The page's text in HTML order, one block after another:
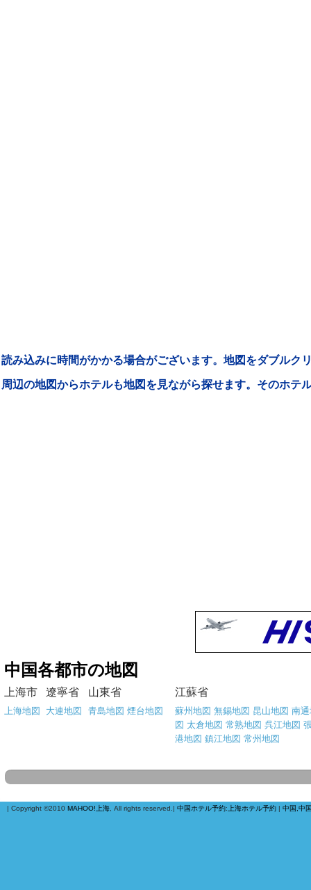
読み込みに時間がかかる場合がございます。地図をダブルク
周辺の地図からホテルも地図を見ながら探せます。そのホテ
中国各都市の地図
上海市 遼寧省 山東省 江蘇省
上海地図 大連地図 青島地図 煙台地図 蘇州地図 無錫地図 昆山地図 南
図 太倉地図 常熟地図 呉江地図
港地図 鎮江地図 常州地図
| Copyright ©2010 MAHOO!上海 , All rights reserved.| 中国ホテル予約: 上海ホテル予約 | 中国,中